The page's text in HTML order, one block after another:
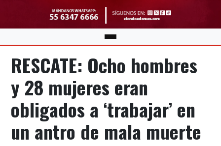
RESCATE: Ocho hombres
y 28 mujeres eran
obligados a ‘trabajar’ en
un antro de mala muerte